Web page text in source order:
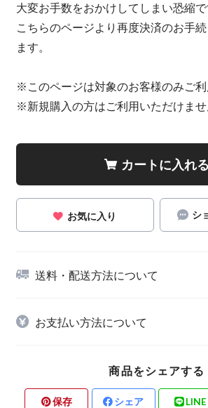
大変お手数をおかけしてしまい恐縮で
こちらのページより再度決済のお手
ます。
※このページは対象のお客様のみご
※新規購入の方はご利用いただけませ
カートに入れる
お気に入り シ
送料・配送方法について
お支払い方法について
商品をシェアする
保存 シェア LINE